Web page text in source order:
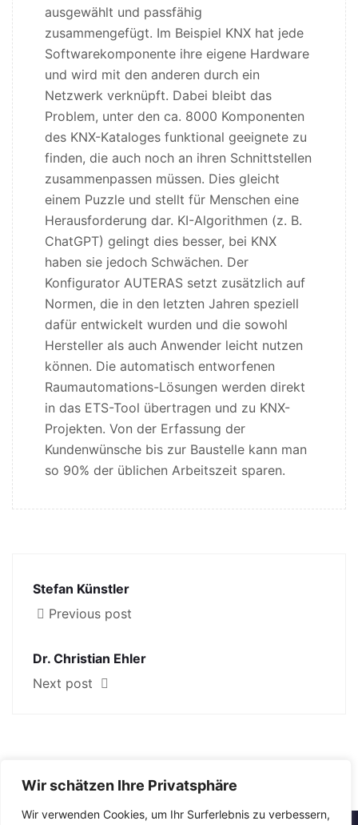
Wir schätzen Ihre Privatsphäre
Wir verwenden Cookies, um Ihr Surferlebnis zu verbessern,
ausgewählt und passfähig
zusammengefügt. Im Beispiel KNX hat jede
Softwarekomponente ihre eigene Hardware
und wird mit den anderen durch ein
Netzwerk verknüpft. Dabei bleibt das
Problem, unter den ca. 8000 Komponenten
des KNX-Kataloges funktional geeignete zu
finden, die auch noch an ihren Schnittstellen
zusammenpassen müssen. Dies gleicht
einem Puzzle und stellt für Menschen eine
Herausforderung dar. KI-Algorithmen (z. B.
ChatGPT) gelingt dies besser, bei KNX
haben sie jedoch Schwächen. Der
Konfigurator AUTERAS setzt zusätzlich auf
Normen, die in den letzten Jahren speziell
dafür entwickelt wurden und die sowohl
Hersteller als auch Anwender leicht nutzen
können. Die automatisch entworfenen
Raumautomations-Lösungen werden direkt
in das ETS-Tool übertragen und zu KNX-
Projekten. Von der Erfassung der
Kundenwünsche bis zur Baustelle kann man
so 90% der üblichen Arbeitszeit sparen.
Stefan Künstler
Previous post
Dr. Christian Ehler
Next post